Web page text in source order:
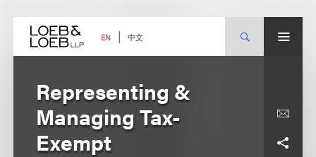
content EN 中文
Representing &
Managing Tax-
Exempt